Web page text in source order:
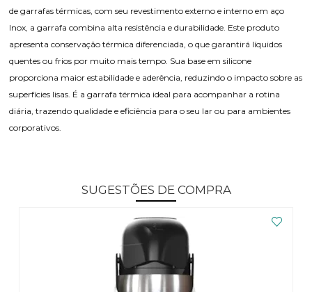
de garrafas térmicas, com seu revestimento externo e interno em aço
Inox, a garrafa combina alta resistência e durabilidade. Este produto
apresenta conservação térmica diferenciada, o que garantirá líquidos
quentes ou frios por muito mais tempo. Sua base em silicone
proporciona maior estabilidade e aderência, reduzindo o impacto sobre as
superfícies lisas. É a garrafa térmica ideal para acompanhar a rotina
diária, trazendo qualidade e eficiência para o seu lar ou para ambientes
corporativos.
SUGESTÕES DE COMPRA